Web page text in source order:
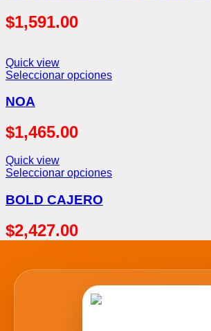
$1,591.00
Quick view
Seleccionar opciones
NOA
$1,465.00
Quick view
Seleccionar opciones
BOLD CAJERO
$2,427.00